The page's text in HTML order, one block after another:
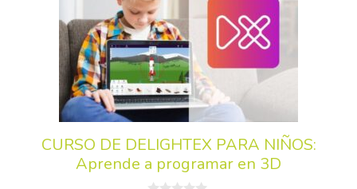
CURSO DE DELIGHTEX PARA NIÑOS:
Aprende a programar en 3D